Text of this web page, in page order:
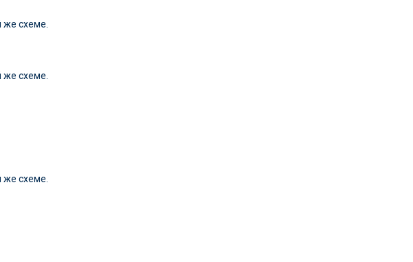
же схеме.
же схеме.
же схеме.